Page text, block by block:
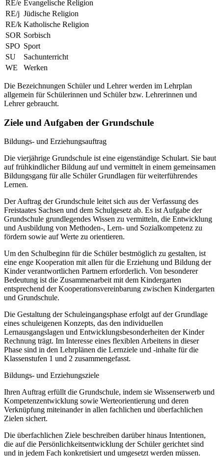
RE/e Evangelische Religion
RE/j Jüdische Religion
RE/k Katholische Religion
SOR Sorbisch
SPO Sport
SU
Sachunterricht
WE
Werken
Die Bezeichnungen Schüler und Lehrer werden im Lehrplan
allgemein für Schülerinnen und Schüler bzw. Lehrerinnen und
Lehrer gebraucht.
Ziele und Aufgaben der Grundschule
Bildungs- und Erziehungsauftrag
Die vierjährige Grundschule ist eine eigenständige Schulart. Sie baut
auf frühkindlicher Bildung auf und vermittelt in einem gemeinsamen
Bildungsgang für alle Schüler Grundlagen für weiterführendes
Lernen.
Der Auftrag der Grundschule leitet sich aus der Verfassung des
Freistaates Sachsen und dem Schulgesetz ab. Es ist Aufgabe der
Grundschule grundlegendes Wissen zu vermitteln, die Entwicklung
und Ausbildung von Methoden-, Lern- und Sozialkompetenz zu
fördern sowie auf Werte zu orientieren.
Um den Schulbeginn für die Schüler bestmöglich zu gestalten, ist
eine enge Kooperation mit allen für die Erziehung und Bildung der
Kinder verantwortlichen Partnern erforderlich. Von besonderer
Bedeutung ist die Zusammenarbeit mit dem Kindergarten
entsprechend der Kooperationsvereinbarung zwischen Kindergarten
und Grundschule.
Die Gestaltung der Schuleingangsphase erfolgt auf der Grundlage
eines schuleigenen Konzepts, das den individuellen
Lernausgangslagen und Entwicklungsbesonderheiten der Kinder
Rechnung trägt. Im Interesse eines flexiblen Arbeitens in dieser
Phase sind in den Lehrplänen die Lernziele und -inhalte für die
Klassenstufen 1 und 2 zusammengefasst.
Bildungs- und Erziehungsziele
Ihren Auftrag erfüllt die Grundschule, indem sie Wissenserwerb und
Kompetenzentwicklung sowie Werteorientierung und deren
Verknüpfung miteinander in allen fachlichen und überfachlichen
Zielen sichert.
Die überfachlichen Ziele beschreiben darüber hinaus Intentionen,
die auf die Persönlichkeitsentwicklung der Schüler gerichtet sind
und in jedem Fach konkretisiert und umgesetzt werden müssen.